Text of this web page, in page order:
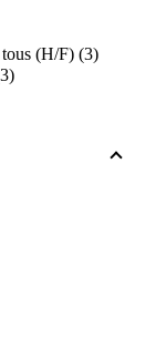
(H/F) (3)